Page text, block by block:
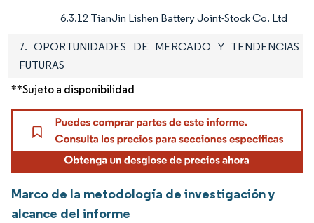
6.3.12 TianJin Lishen Battery Joint-Stock Co. Ltd
7. OPORTUNIDADES DE MERCADO Y TENDENCIAS
FUTURAS
**Sujeto a disponibilidad
Marco de la metodología de investigación y
alcance del informe